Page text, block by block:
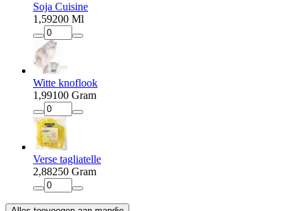
Soja Cuisine
1 ,59200 Ml
Witte knoflook
1 ,99100 Gram
Verse tagliatelle
2,88250 Gram